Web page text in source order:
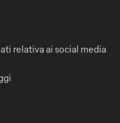
relativa ai social media